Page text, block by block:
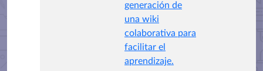
generación de
una wiki
colaborativa para
facilitar el
aprendizaje.